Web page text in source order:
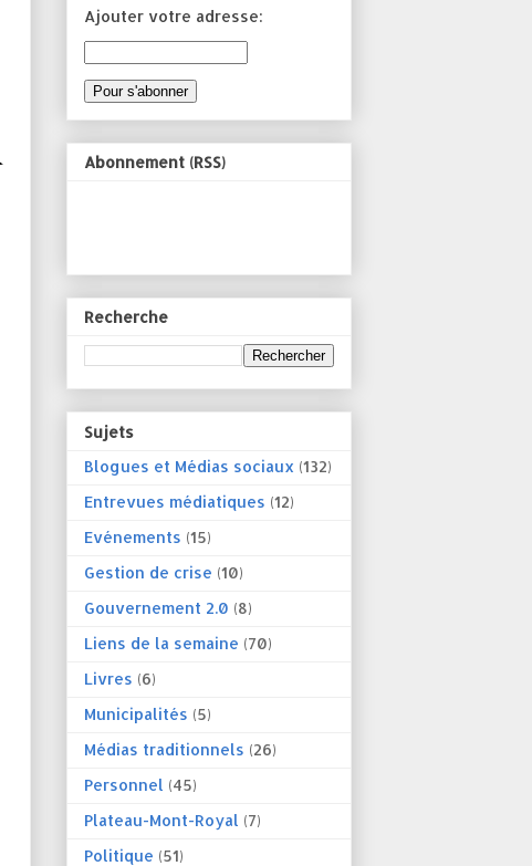
Ajouter votre adresse:
Abonnement (RSS)
Recherche
Sujets
Blogues et Médias sociaux (132)
Entrevues médiatiques (12)
Evénements (15)
Gestion de crise (10)
Gouvernement 2.0 (8)
Liens de la semaine (70)
Livres (6)
Municipalités (5)
Médias traditionnels (26)
Personnel (45)
Plateau-Mont-Royal (7)
Politique (51)